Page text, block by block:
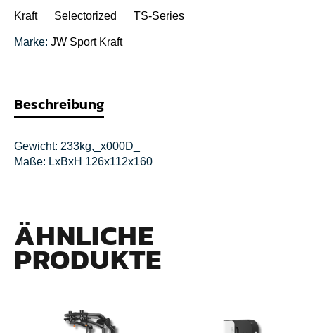
Kraft
Selectorized TS-Series
Marke: JW Sport Kraft
Beschreibung
Gewicht: 233kg,_x000D_
Maße: LxBxH 126x112x160
ÄHNLICHE
PRODUKTE